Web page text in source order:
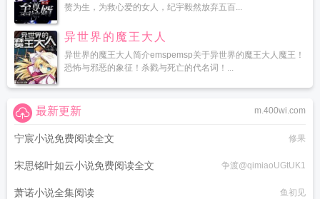
赘为生，为救心爱的女人，纪宇毅然放弃五百...
异世界的魔王大人
异世界的魔王大人简介emspemsp关于异世界的魔王大人魔王！
恐怖与邪恶的象征！杀戮与死亡的代名词！...
m.400wi.com
最新更新
宁宸小说免费阅读全文 修果
宋思铭叶如云小说免费阅读全文 争渡@qimiaoUGtUK1
萧诺小说全集阅读 鱼初见